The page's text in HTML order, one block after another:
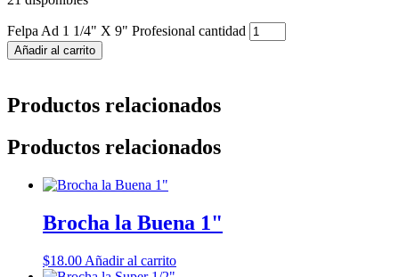
Felpa Ad 1 1/4" X 9" Profesional cantidad
Añadir al carrito
Productos relacionados
Productos relacionados
Brocha la Buena 1"
$18.00 Añadir al carrito